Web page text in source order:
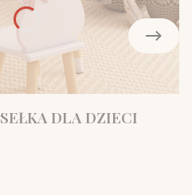
DLA DZIECI